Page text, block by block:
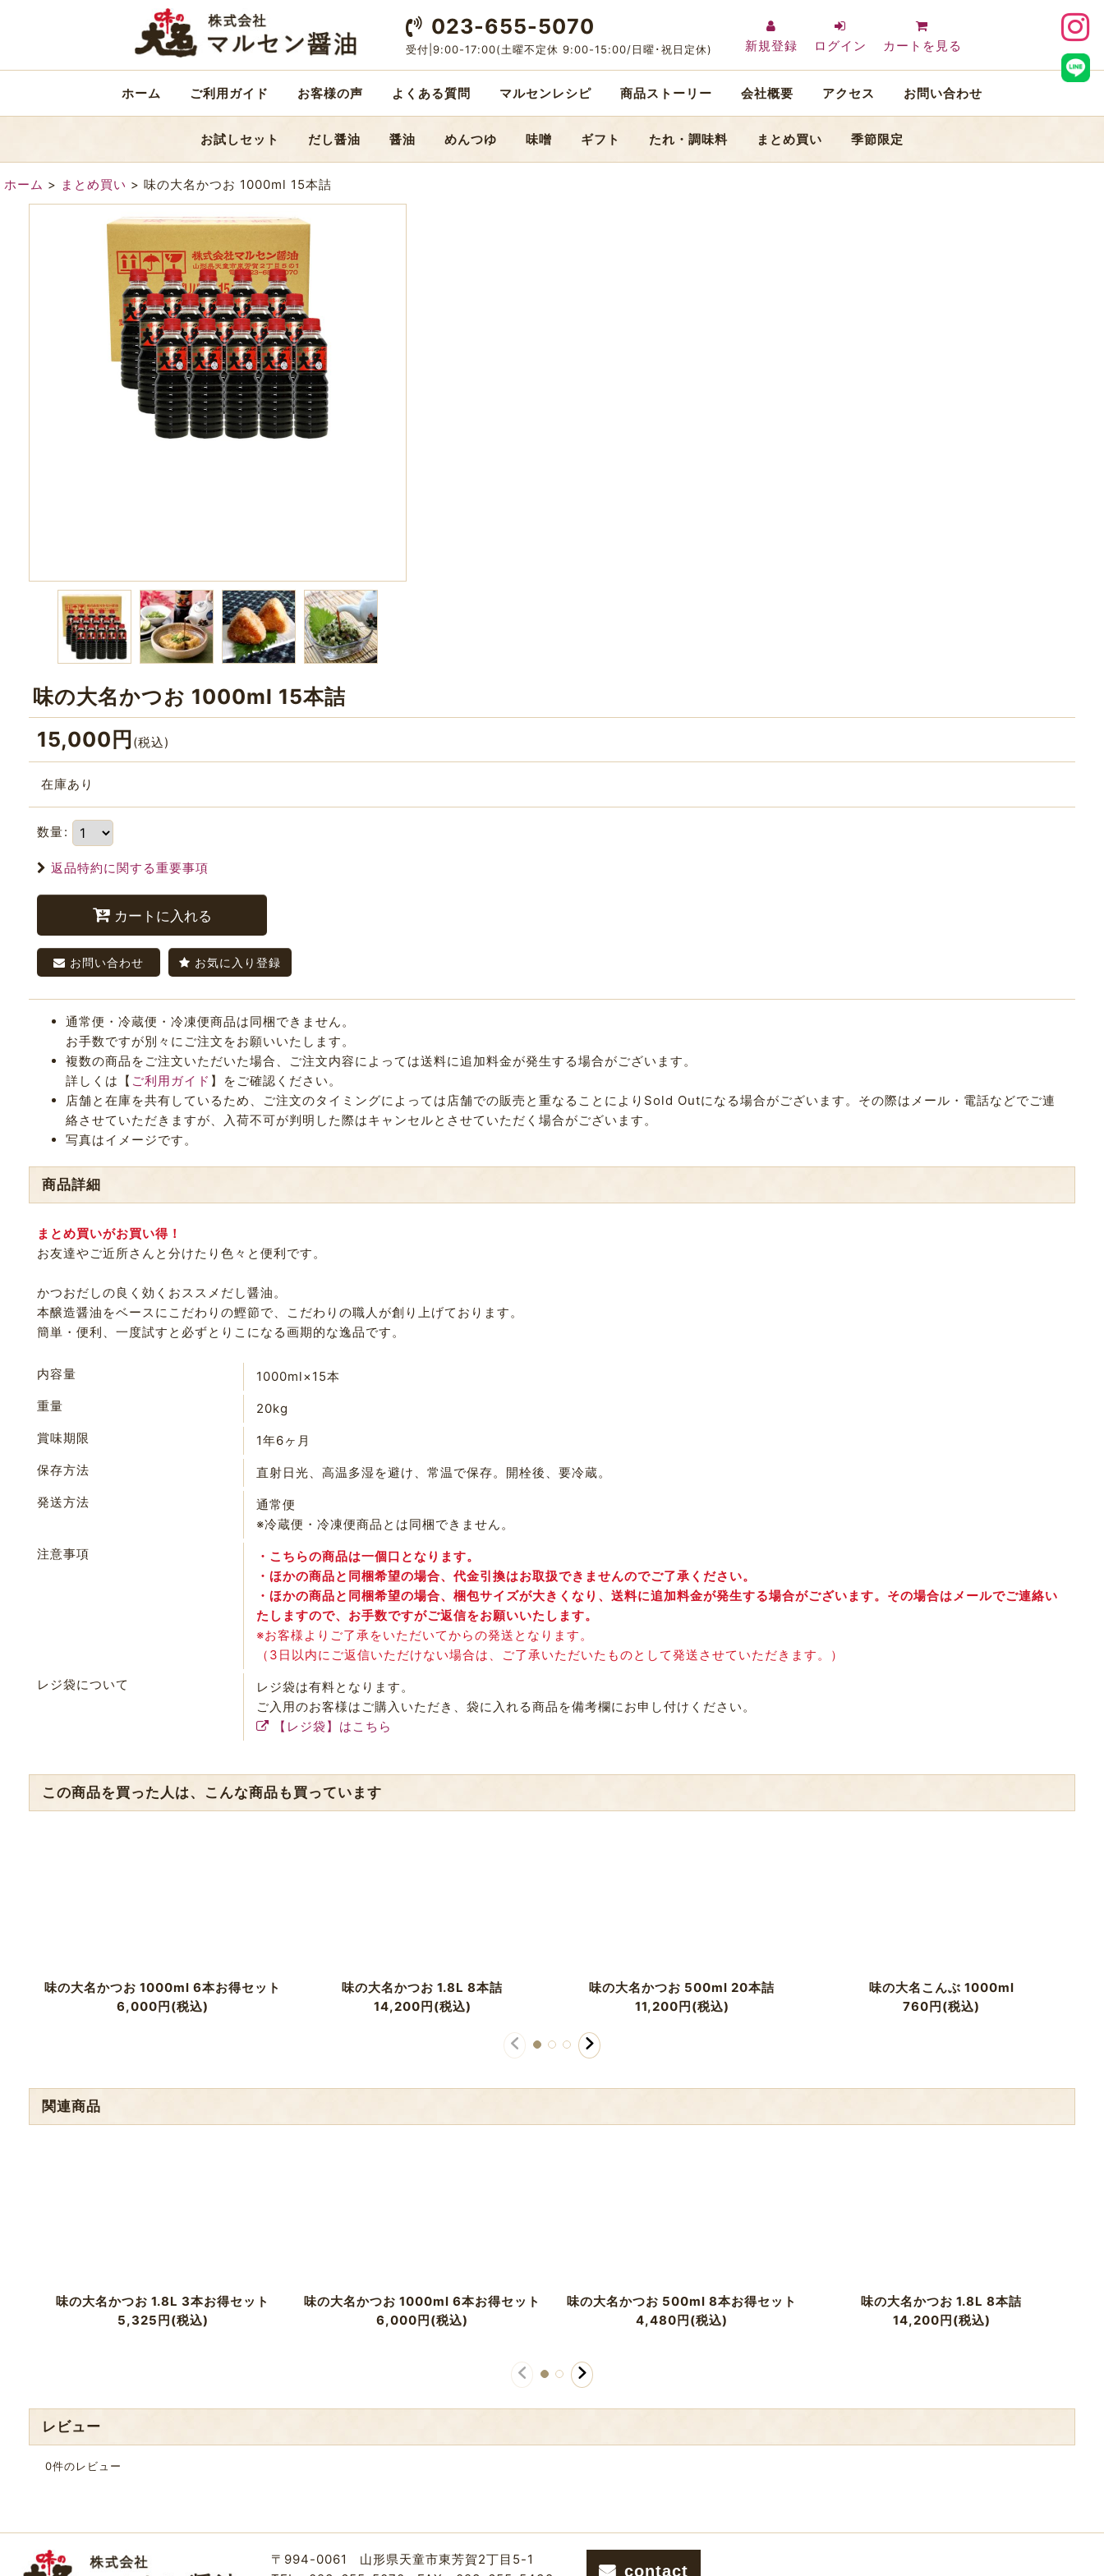
023-655-5070
受付|9:00-17:00(土曜不定休 9:00-15:00/日曜･祝日定休) 新規登録 ログイン カートを見る
ホーム ご利用ガイド お客様の声 よくある質問 マルセンレシピ 商品ストーリー 会社概要 アクセス お問い合わせ
お試しセット だし醤油 醤油 めんつゆ 味噌 ギフト たれ・調味料 まとめ買い 季節限定
ホーム > まとめ買い > 味の大名かつお 1000ml 15本詰
味の大名かつお 1000ml 15本詰
15,000 円 (税込)
在庫あり
数量:
返品特約に関する重要事項
カートに入れる
お問い合わせ お気に入り登録
通常便・冷蔵便・冷凍便商品は同梱できません。
お手数ですが別々にご注文をお願いいたします。
複数の商品をご注文いただいた場合、ご注文内容によっては送料に追加料金が発生する場合がございます。
詳しくは【 ご利用ガイド 】をご確認ください。
店舗と在庫を共有しているため、ご注文のタイミングによっては店舗での販売と重なることによりSold Outになる場合がございます。その際はメール・電話などでご連
絡させていただきますが、入荷不可が判明した際はキャンセルとさせていただく場合がございます。
写真はイメージです。
商品詳細
まとめ買いがお買い得！
お友達やご近所さんと分けたり色々と便利です。
かつおだしの良く効くおススメだし醤油。
本醸造醤油をベースにこだわりの鰹節で、こだわりの職人が創り上げております。
簡単・便利、一度試すと必ずとりこになる画期的な逸品です。
内容量
1000ml×15本
重量
20kg
賞味期限
1年6ヶ月
保存方法
直射日光、高温多湿を避け、常温で保存。開栓後、要冷蔵。
発送方法
通常便
※冷蔵便・冷凍便商品とは同梱できません。
注意事項
・こちらの商品は一個口となります。
・ほかの商品と同梱希望の場合、代金引換はお取扱できませんのでご了承ください。
・ほかの商品と同梱希望の場合、梱包サイズが大きくなり、送料に追加料金が発生する場合がございます。その場合はメールでご連絡い
たしますので、お手数ですがご返信をお願いいたします。
※お客様よりご了承をいただいてからの発送となります。
（3日以内にご返信いただけない場合は、ご了承いただいたものとして発送させていただきます。）
レジ袋について
レジ袋は有料となります。
ご入用のお客様はご購入いただき、袋に入れる商品を備考欄にお申し付けください。
【レジ袋】はこちら
この商品を買った人は、こんな商品も買っています
味の大名かつお 1000ml 6本お得セット
6,000円(税込)
味の大名かつお 1.8L 8本詰
14,200円(税込)
味の大名かつお 500ml 20本詰
11,200円(税込)
味の大名こんぶ 1000ml
760円(税込)
関連商品
味の大名かつお 1.8L 3本お得セット
5,325円(税込)
味の大名かつお 1000ml 6本お得セット
6,000円(税込)
味の大名かつお 500ml 8本お得セット
4,480円(税込)
味の大名かつお 1.8L 8本詰
14,200円(税込)
レビュー
0件のレビュー
〒994-0061
山形県天童市東芳賀2丁目5-1
contact